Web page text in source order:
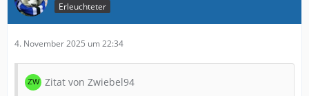
Erleuchteter
4. November 2025 um 22:34
Zitat von Zwiebel94